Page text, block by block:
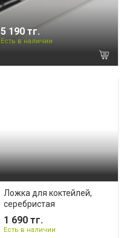
5 190 тг.
Есть в наличии
Ложка для коктейлей,
серебристая
1 690 тг.
Есть в наличии